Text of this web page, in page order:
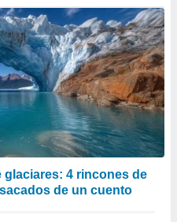
glaciares: 4 rincones de
de un cuento